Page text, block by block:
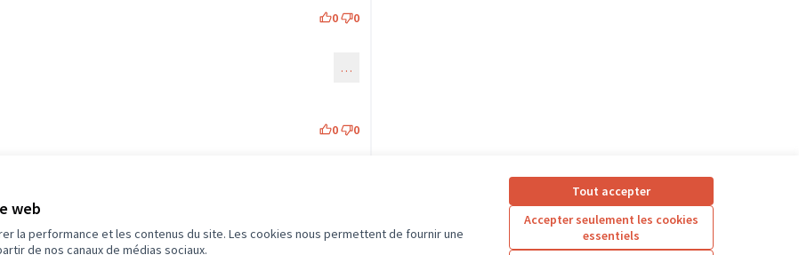
web
la performance et les contenus du site. Les cookies nous permettent de fournir une
de nos canaux de médias sociaux.
Tout accepter
Accepter seulement les cookies
essentiels
0 0
1468) …
0 0
: -PROJ-2024-10-161